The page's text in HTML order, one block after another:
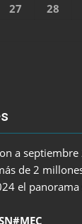
27 28
a septiembre
de 2
el panorama